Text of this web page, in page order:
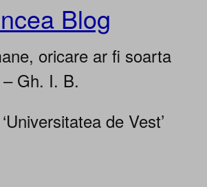
Blog
oricare ar fi soarta
Gh. I. B.
de Vest’